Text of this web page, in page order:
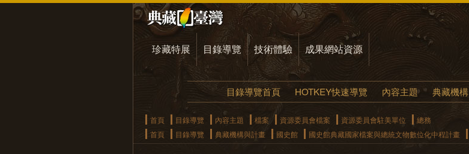
珍藏特展 目錄導覽 技術體驗 成果網站資源
目錄導覽首頁 HOTKEY快速導覽 內容主題 典藏機構
首頁 目錄導覽 內容主題 檔案 資源委員會檔案 資源委員會駐美單位
總務
首頁
目錄導覽 典藏機構與計畫 國史館 國史館典藏國家檔案與總統文物數位化中程計畫